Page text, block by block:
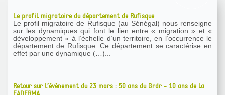
Le profil migratoire du département de Rufisque
Le profil migratoire de Rufisque (au Sénégal) nous renseigne
sur les dynamiques qui font le lien entre « migration » et «
développement » à l’échelle d’un territoire, en l’occurrence le
département de Rufisque. Ce département se caractérise en
effet par une dynamique (…)...
Retour sur l’évènement du 23 mars : 50 ans du Grdr - 10 ans de la